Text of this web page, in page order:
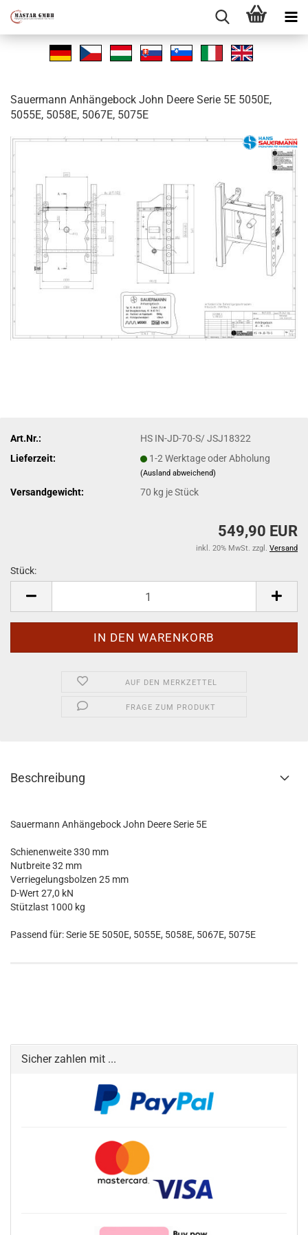
Sauer­mann An­hän­ge­bock John Deere Serie 5E 5050E,
5055E, 5058E, 5067E, 5075E
Art.Nr.:
HS IN-JD-70-S/ JSJ18322
Lieferzeit:
1-2 Werktage oder Abholung
(Ausland abweichend)
Versandgewicht: 70 kg je Stück
549,90 EUR
inkl. 20% MwSt. zzgl. Versand
Stück:
AUF DEN MERKZETTEL
FRAGE ZUM PRODUKT
Beschreibung
Sauermann Anhängebock John Deere Serie 5E
Schienenweite 330 mm
Nutbreite 32 mm
Verriegelungsbolzen 25 mm
D-Wert 27,0 kN
Stützlast 1000 kg
Passend für: Serie 5E 5050E, 5055E, 5058E, 5067E, 5075E
Sicher zahlen mit ...